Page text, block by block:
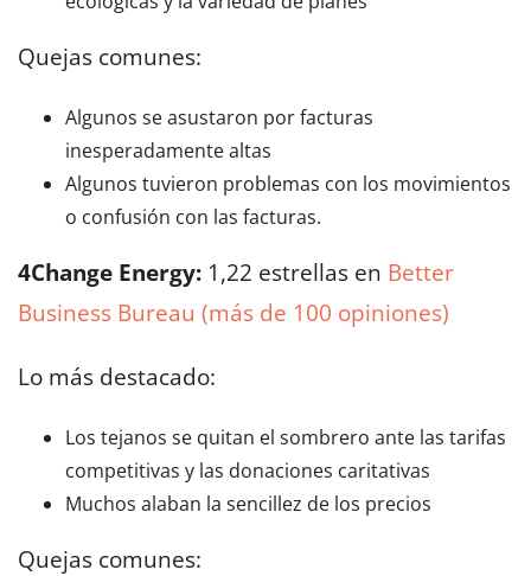
Quejas comunes:
Algunos se asustaron por facturas
inesperadamente altas
Algunos tuvieron problemas con los movimientos
o confusión con las facturas.
4Change Energy: 1,22 estrellas en Better
Business Bureau (más de 100 opiniones)
Lo más destacado:
Los tejanos se quitan el sombrero ante las tarifas
competitivas y las donaciones caritativas
Muchos alaban la sencillez de los precios
Quejas comunes: